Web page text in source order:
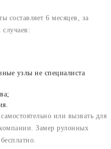
составляет 6 месяцев, за
узлы не специалиста
или вызвать для
Замер рулонных